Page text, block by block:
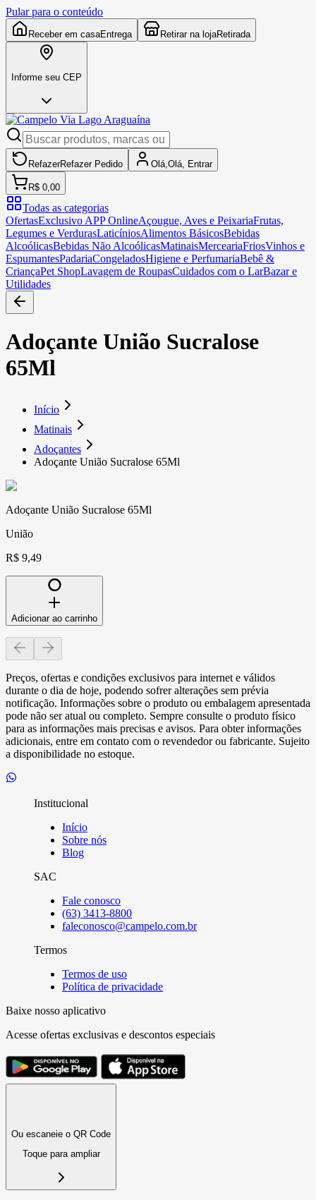
Pular para o conteúdo
Receber em casaEntrega Retirar na lojaRetirada
Informe seu CEP
RefazerRefazer Pedido Olá, Olá, Entrar
R$ 0,00
Todas as categorias
OfertasExclusivo APP OnlineAçougue, Aves e PeixariaFrutas,
Legumes e VerdurasLaticíniosAlimentos BásicosBebidas
AlcoólicasBebidas Não AlcoólicasMatinaisMerceariaFriosVinhos e
EspumantesPadariaCongeladosHigiene e PerfumariaBebê &
CriançaPet ShopLavagem de RoupasCuidados com o LarBazar e
Utilidades
Adoçante União Sucralose
65Ml
Início
Matinais
Adoçantes
Adoçante União Sucralose 65Ml
Adoçante União Sucralose 65Ml
União
R$ 9,49
Adicionar ao carrinho
Preços, ofertas e condições exclusivos para internet e válidos
durante o dia de hoje, podendo sofrer alterações sem prévia
notificação. Informações sobre o produto ou embalagem apresentada
pode não ser atual ou completo. Sempre consulte o produto físico
para as informações mais precisas e avisos. Para obter informações
adicionais, entre em contato com o revendedor ou fabricante. Sujeito
a disponibilidade no estoque.
Institucional
Início
Sobre nós
Blog
SAC
Fale conosco
(63) 3413-8800
faleconosco@campelo.com.br
Termos
Termos de uso
Política de privacidade
Baixe nosso aplicativo
Acesse ofertas exclusivas e descontos especiais
Ou escaneie o QR Code
Toque para ampliar